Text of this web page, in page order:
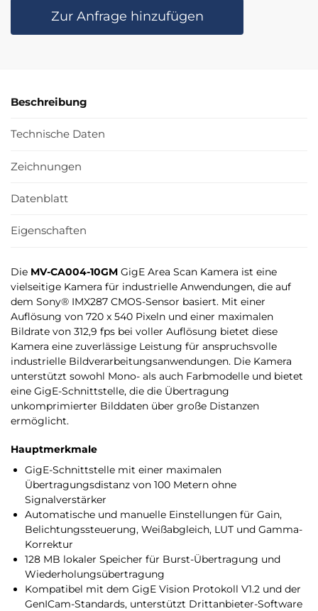
Zur Anfrage hinzufügen
Beschreibung
Technische Daten
Zeichnungen
Datenblatt
Eigenschaften
Die MV-CA004-10GM GigE Area Scan Kamera ist eine
vielseitige Kamera für industrielle Anwendungen, die auf
dem Sony® IMX287 CMOS-Sensor basiert. Mit einer
Auflösung von 720 x 540 Pixeln und einer maximalen
Bildrate von 312,9 fps bei voller Auflösung bietet diese
Kamera eine zuverlässige Leistung für anspruchsvolle
industrielle Bildverarbeitungsanwendungen. Die Kamera
unterstützt sowohl Mono- als auch Farbmodelle und bietet
eine GigE-Schnittstelle, die die Übertragung
unkomprimierter Bilddaten über große Distanzen
ermöglicht.
Hauptmerkmale
GigE-Schnittstelle mit einer maximalen
Übertragungsdistanz von 100 Metern ohne
Signalverstärker
Automatische und manuelle Einstellungen für Gain,
Belichtungssteuerung, Weißabgleich, LUT und Gamma-
Korrektur
128 MB lokaler Speicher für Burst-Übertragung und
Wiederholungsübertragung
Kompatibel mit dem GigE Vision Protokoll V1.2 und der
GenICam-Standards, unterstützt Drittanbieter-Software